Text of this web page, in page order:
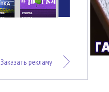
Заказать рекламу